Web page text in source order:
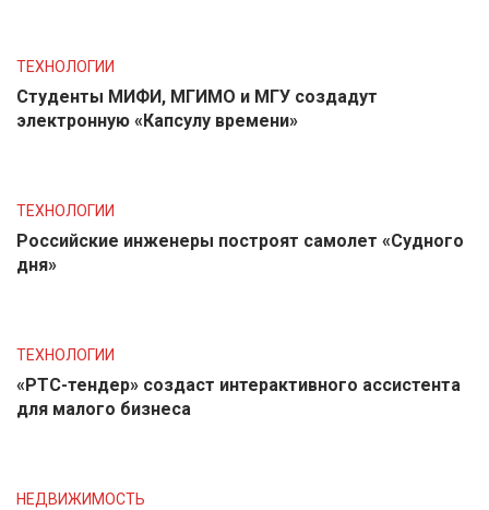
ТЕХНОЛОГИИ
Студенты МИФИ, МГИМО и МГУ создадут
электронную «Капсулу времени»
ТЕХНОЛОГИИ
Российские инженеры построят самолет «Судного
дня»
ТЕХНОЛОГИИ
«РТС-тендер» создаст интерактивного ассистента
для малого бизнеса
НЕДВИЖИМОСТЬ